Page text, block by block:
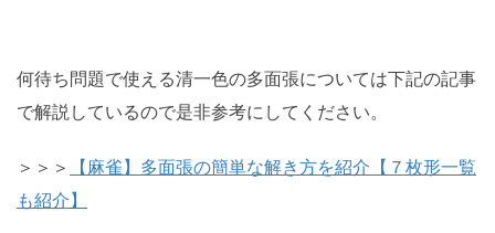
何待ち問題で使える清一色の多面張については下記の記事
で解説しているので是非参考にしてください。
＞＞＞
【麻雀】多面張の簡単な解き方を紹介【７枚形一覧
も紹介】